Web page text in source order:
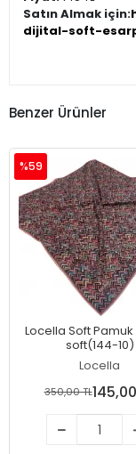
Satın Almak için:
dijital-soft-
Benzer Ürünler
Locella Soft
soft(144-10)
Locella
%59
350,00 TL